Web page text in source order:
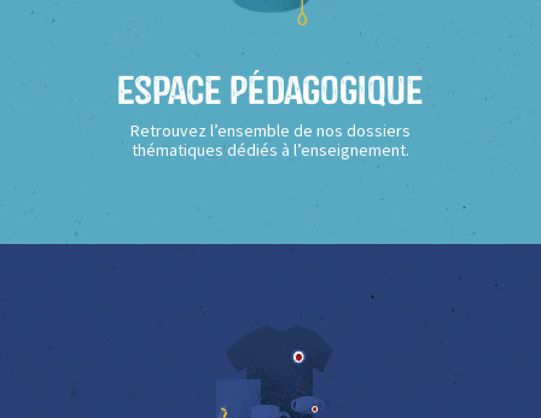
Espace Pédagogique
Retrouvez l’ensemble de nos dossiers
thématiques dédiés à l’enseignement.